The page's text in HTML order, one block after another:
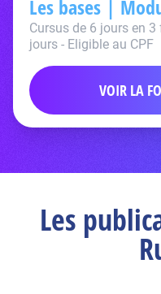
Les bases |
Cursus de 6 jours en
jours - Eligible au CPF
VOIR LA
Les